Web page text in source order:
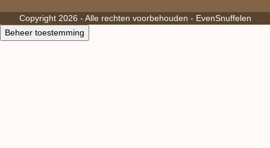
Copyright 2026 - Alle rechten voorbehouden - EvenSnuffelen
Beheer toestemming